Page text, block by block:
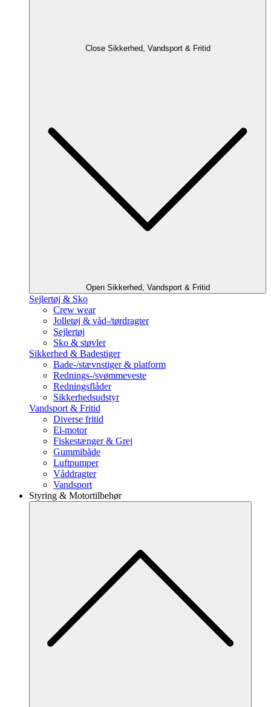
Close Sikkerhed, Vandsport & Fritid
Open Sikkerhed, Vandsport & Fritid
Sejlertøj & Sko
Crew wear
Jolletøj & våd-/tørdragter
Sejlertøj
Sko & støvler
Sikkerhed & Badestiger
Bade-/stævnstiger & platform
Rednings-/svømmeveste
Redningsflåder
Sikkerhedsudstyr
Vandsport & Fritid
Diverse fritid
El-motor
Fiskestænger & Grej
Gummibåde
Luftpumper
Våddragter
Vandsport
Styring & Motortilbehør